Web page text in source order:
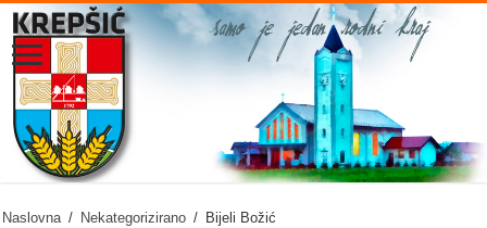
Naslovna / Nekategorizirano / Bijeli Božić